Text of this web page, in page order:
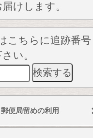
けします。
こちらに追跡番号
い。
郵便局留めの利用